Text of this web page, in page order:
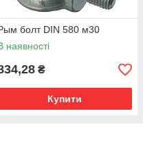
болт DIN 580 м30
наявності
₴
Купити